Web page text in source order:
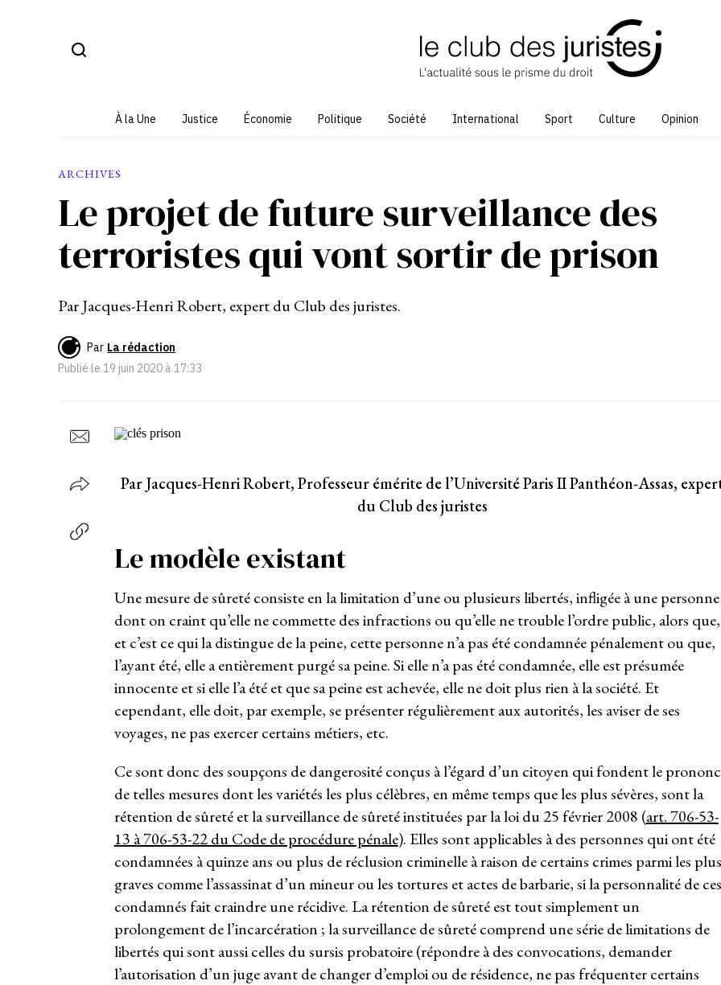
À la Une Justice Économie Politique Société International Sport Culture Opinion
ARCHIVES
Le projet de future surveillance des
terroristes qui vont sortir de prison
Par Jacques-Henri Robert, expert du Club des juristes.
Par La rédaction
Publié le 19 juin 2020 à 17:33
Par Jacques-Henri Robert, Professeur émérite de l’Université Paris II Panthéon-Assas,
du Club des juristes
Le modèle existant
Une mesure de sûreté consiste en la limitation d’une ou plusieurs libertés, infligée à une personne
dont on craint qu’elle ne commette des infractions ou qu’elle ne trouble l’ordre public, alors que,
et c’est ce qui la distingue de la peine, cette personne n’a pas été condamnée pénalement ou que,
l’ayant été, elle a entièrement purgé sa peine. Si elle n’a pas été condamnée, elle est présumée
innocente et si elle l’a été et que sa peine est achevée, elle ne doit plus rien à la société. Et
cependant, elle doit, par exemple, se présenter régulièrement aux autorités, les aviser de ses
voyages, ne pas exercer certains métiers, etc.
Ce sont donc des soupçons de dangerosité conçus à l’égard d’un citoyen qui fondent le
de telles mesures dont les variétés les plus célèbres, en même temps que les plus sévères, sont la
rétention de sûreté et la surveillance de sûreté instituées par la loi du 25 février 2008 (art. 706-53-
13 à 706-53-22 du Code de procédure pénale). Elles sont applicables à des personnes qui ont été
condamnées à quinze ans ou plus de réclusion criminelle à raison de certains crimes parmi les plus
graves comme l’assassinat d’un mineur ou les tortures et actes de barbarie, si la personnalité de ces
condamnés fait craindre une récidive. La rétention de sûreté est tout simplement un
prolongement de l’incarcération ; la surveillance de sûreté comprend une série de limitations de
libertés qui sont aussi celles du sursis probatoire (répondre à des convocations, demander
l’autorisation d’un juge avant de changer d’emploi ou de résidence, ne pas fréquenter certains